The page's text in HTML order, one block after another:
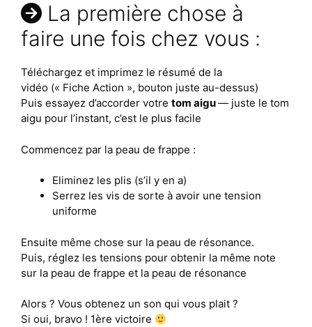
La première chose à
faire une fois chez vous :
Téléchargez et imprimez le résumé de la
vidéo (« Fiche Action », bouton juste au-dessus)
Puis essayez d’accorder votre tom aigu— juste le tom
aigu pour l’instant, c’est le plus facile
Commencez par la peau de frappe :
Eliminez les plis (s’il y en a)
Serrez les vis de sorte à avoir une tension
uniforme
Ensuite même chose sur la peau de résonance.
Puis, réglez les tensions pour obtenir la même note
sur la peau de frappe et la peau de résonance
Alors ? Vous obtenez un son qui vous plait ?
Si oui, bravo ! 1ère victoire